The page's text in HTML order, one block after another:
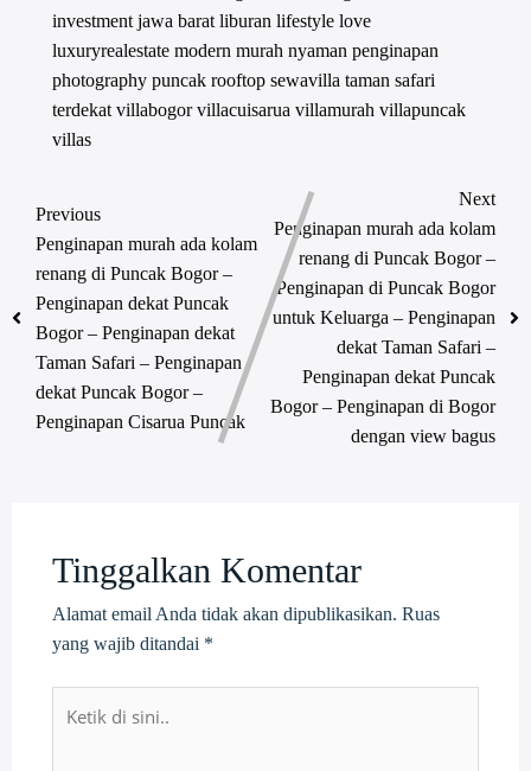
investment jawa barat liburan lifestyle love
luxuryrealestate modern murah nyaman penginapan
photography puncak rooftop sewavilla taman safari
terdekat villabogorvillacuisarua villamurah villapuncak
villas
Previous
Penginapan murah ada kolam
renang di Puncak Bogor –
Penginapan dekat Puncak
Bogor – Penginapan dekat
Taman Safari – Penginapan
dekat Puncak Bogor –
Penginapan Cisarua Puncak
Next
Penginapan murah ada kolam
renang di Puncak Bogor –
Penginapan di Puncak Bogor
untuk Keluarga – Penginapan
dekat Taman Safari –
Penginapan dekat Puncak
Bogor – Penginapan di Bogor
dengan view bagus
Tinggalkan Komentar
Alamat email Anda tidak akan dipublikasikan. Ruas
yang wajib ditandai *